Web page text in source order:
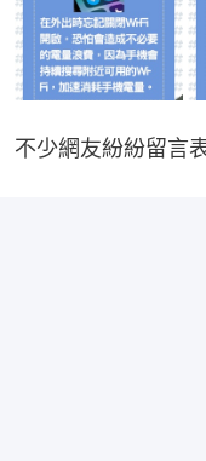
不少網友紛紛留言